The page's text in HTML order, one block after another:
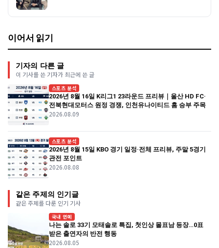
이어서 읽기
기자의 다른 글
이 기사를 쓴 기자가 최근에 쓴 글
스포츠 분석
2026년 8월 16일 K리그1 23라운드 프리뷰｜울산 HD FC·
전북현대모터스 원정 경쟁, 인천유나이티드 홈 승부 주목
2026.08.09
스포츠 분석
2026년 8월 15일 KBO 경기 일정·전체 프리뷰, 주말 5경기
관전 포인트
2026.08.08
같은 주제의 인기글
같은 주제를 다룬 인기 기사
국내 연예
나는 솔로 33기 모태솔로 특집, 첫인상 몰표남 등장…0표
받은 출연자의 반전 행동
2026.08.05